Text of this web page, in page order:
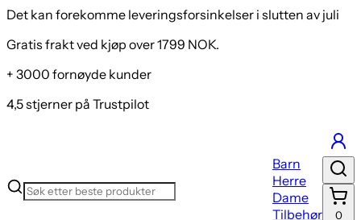
Det kan forekomme leveringsforsinkelser i slutten av juli
Gratis frakt ved kjøp over 1799 NOK.
+ 3000 fornøyde kunder
4,5 stjerner på Trustpilot
Barn
Herre
Dame
Tilbehør
0